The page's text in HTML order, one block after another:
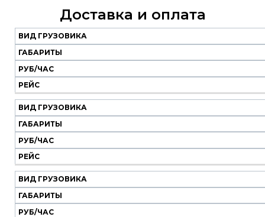
Доставка и оплата
Наш
транспорт
Вид
грузовика
Габариты
Руб/
час
Рейс
ВИД ГРУЗОВИКА
ГАБАРИТЫ
РУБ/ЧАС
РЕЙС
ВИД ГРУЗОВИКА
ГАБАРИТЫ
РУБ/ЧАС
РЕЙС
ВИД ГРУЗОВИКА
ГАБАРИТЫ
РУБ/ЧАС